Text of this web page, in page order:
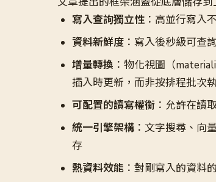
寫入查詢獨立性 ：高並行寫入
資料新鮮度 ：寫入後秒級可查
增量轉換 ：物化視圖（
插入時更新，而非按排程批次
可配置的讀寫權衡 ：允許在讀
統一引擎架構 ：文字搜尋、向
存
熱資料效能 ：對剛寫入的資料